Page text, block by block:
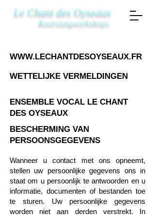
Le Chant des Oyseaux
Koorzangworkshops
WWW.LECHANTDESOYSEAUX.FR
WETTELIJKE VERMELDINGEN
ENSEMBLE VOCAL LE CHANT
DES OYSEAUX
BESCHERMING VAN
PERSOONSGEGEVENS
Wanneer u contact met ons opneemt,
stellen uw persoonlijke gegevens ons in
staat om u persoonlijk te antwoorden en u
informatie, documenten of bestanden toe
te sturen. Uw persoonlijke gegevens
worden niet aan derden verstrekt. In